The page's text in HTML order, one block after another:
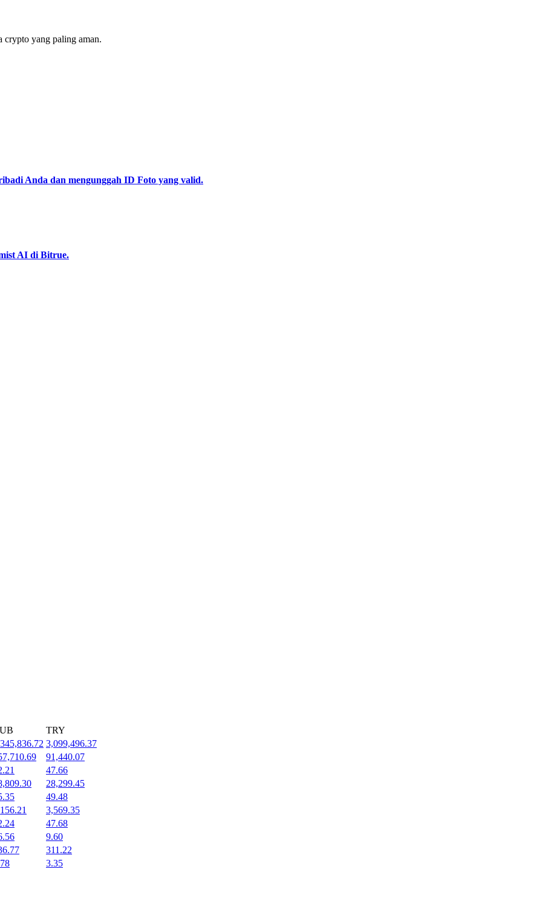
crypto yang paling aman.
Anda dan mengunggah ID Foto yang valid.
AI di Bitrue.
TRY
3,099,496.37
91,440.07
47.66
28,299.45
49.48
3,569.35
47.68
9.60
311.22
3.35